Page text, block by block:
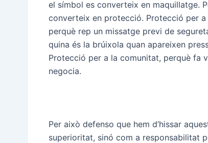
el símbol es converteix en maquillatge.
converteix en protecció. Protecció per
perquè rep un missatge previ de
quina és la brúixola quan apareixen
Protecció per a la comunitat, perquè fa
negocia.
Per això defenso que hem d’hissar
superioritat, sinó com a responsabilitat